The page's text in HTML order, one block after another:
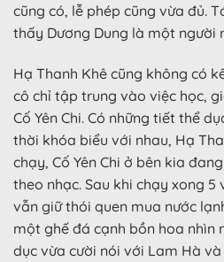
cũng có, lễ phép cũng vừa đủ.
thấy Dương Dung là một người
Hạ Thanh Khê cũng không có
cô chỉ tập trung vào việc học,
Cố Yên Chi. Có những tiết thể
thời khóa biểu với nhau, Hạ
chạy, Cố Yên Chi ở bên kia
theo nhạc. Sau khi chạy xong 5
vẫn giữ thói quen mua nước
một ghế đá cạnh bồn hoa nhìn
dục vừa cười nói với Lam Hà